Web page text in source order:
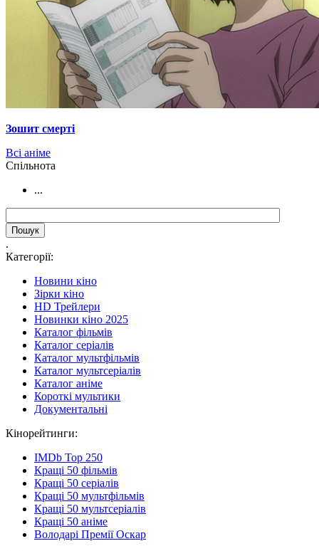
Зошит смерті
Всі аніме
Cпільнота
...
.
Категорії:
Новини кіно
Зірки кіно
HD Трейлери
Новинки кіно 2025
Каталог фільмів
Каталог серіалів
Каталог мультфільмів
Каталог мультсеріалів
Каталог аніме
Короткі мультики
Документальні
Кінорейтинги:
IMDb Top 250
Кращі 50 фільмів
Кращі 50 серіалів
Кращі 50 мультфільмів
Кращі 50 мультсеріалів
Кращі 50 аніме
Володарі Премії Оскар